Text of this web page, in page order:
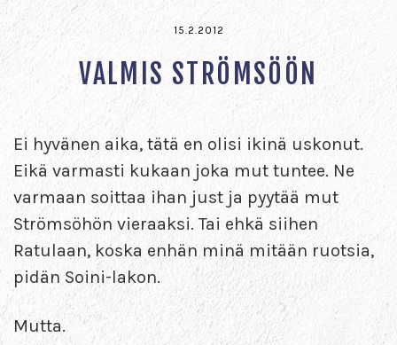
15.2.2012
VALMIS STRÖMSÖÖN
Ei hyvänen aika, tätä en olisi ikinä uskonut.
Eikä varmasti kukaan joka mut tuntee. Ne
varmaan soittaa ihan just ja pyytää mut
Strömsöhön vieraaksi. Tai ehkä siihen
Ratulaan, koska enhän minä mitään ruotsia,
pidän Soini-lakon.
Mutta.